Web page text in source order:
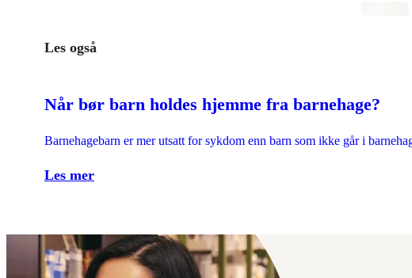
Les også
Når bør barn holdes hjemme fra barnehage?
Barnehagebarn er mer utsatt for sykdom enn barn som ikke går i
Les mer